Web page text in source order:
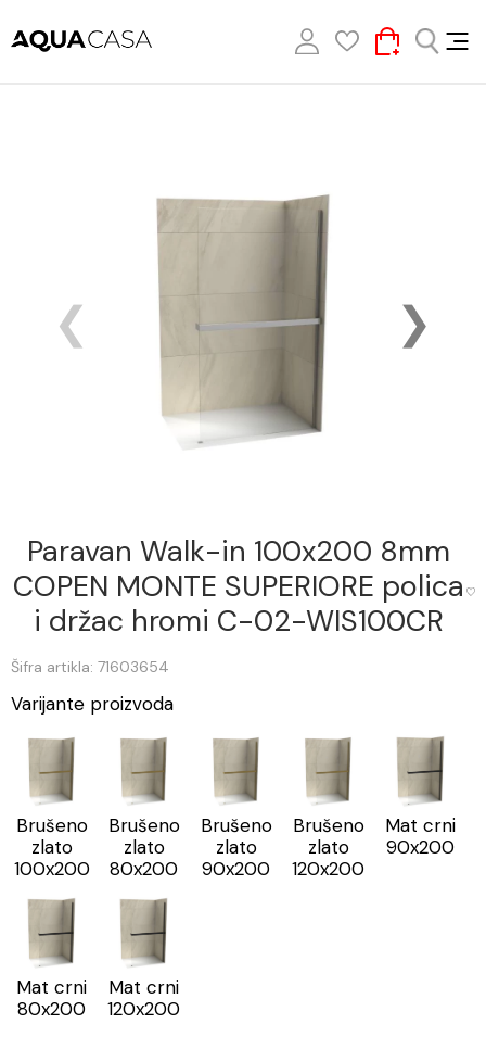
Paravan Walk-in 100x200 8mm
COPEN MONTE SUPERIORE polica
i držac hromi C-02-WIS100CR
Šifra artikla: 71603654
Varijante proizvoda
Brušeno
zlato
100x200
Brušeno
zlato
80x200
Brušeno
zlato
90x200
Brušeno
zlato
120x200
Mat crni
90x200
Mat crni
80x200
Mat crni
120x200